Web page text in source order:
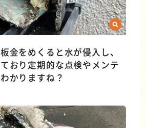
金をめくると水が侵入し、
おり定期的な点検やメンテ
かりますね？